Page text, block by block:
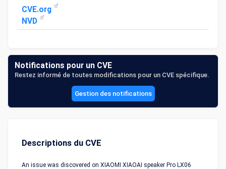
CVE.org
NVD
Notifications pour un CVE
Restez informé de toutes modifications pour un CVE spécifique.
Gestion des notifications
Descriptions du CVE
An issue was discovered on XIAOMI XIAOAI speaker Pro LX06